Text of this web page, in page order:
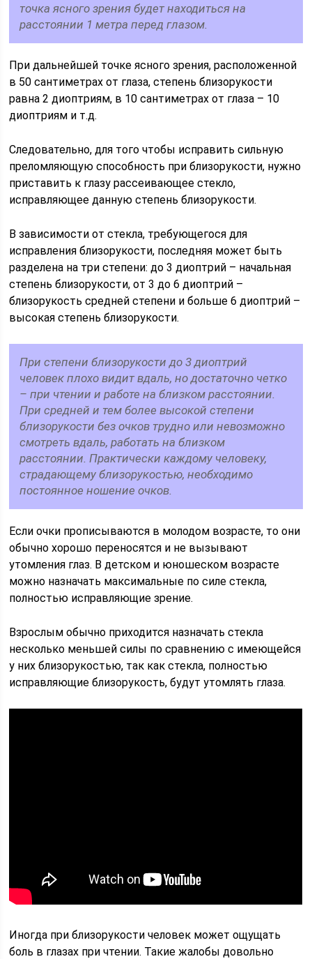
точка ясного зрения будет находиться на
расстоянии 1 метра перед глазом.
При дальнейшей точке ясного зрения, расположенной
в 50 сантиметрах от глаза, степень близорукости
равна 2 диоптриям, в 10 сантиметрах от глаза – 10
диоптриям и т.д.
Следовательно, для того чтобы исправить сильную
преломляющую способность при близорукости, нужно
приставить к глазу рассеивающее стекло,
исправляющее данную степень близорукости.
В зависимости от стекла, требующегося для
исправления близорукости, последняя может быть
разделена на три степени: до 3 диоптрий – начальная
степень близорукости, от 3 до 6 диоптрий –
близорукость средней степени и больше 6 диоптрий –
высокая степень близорукости.
При степени близорукости до 3 диоптрий
человек плохо видит вдаль, но достаточно четко
– при чтении и работе на близком расстоянии.
При средней и тем более высокой степени
близорукости без очков трудно или невозможно
смотреть вдаль, работать на близком
расстоянии. Практически каждому человеку,
страдающему близорукостью, необходимо
постоянное ношение очков.
Если очки прописываются в молодом возрасте, то они
обычно хорошо переносятся и не вызывают
утомления глаз. В детском и юношеском возрасте
можно назначать максимальные по силе стекла,
полностью исправляющие зрение.
Взрослым обычно приходится назначать стекла
несколько меньшей силы по сравнению с имеющейся
у них близорукостью, так как стекла, полностью
исправляющие близорукость, будут утомлять глаза.
Иногда при близорукости человек может ощущать
боль в глазах при чтении. Такие жалобы довольно